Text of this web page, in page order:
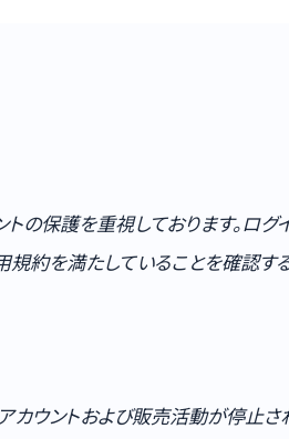
の保護を重視しております。ロ
約を満たしていることを確認す
カウントおよび販売活動が停止